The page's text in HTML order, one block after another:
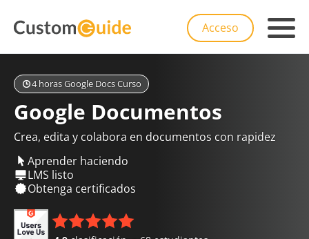
Acceso
4 horas Google Docs Curso
Google Documentos
Crea, edita y colabora en documentos con rapidez
Aprender haciendo
LMS listo
Obtenga certificados